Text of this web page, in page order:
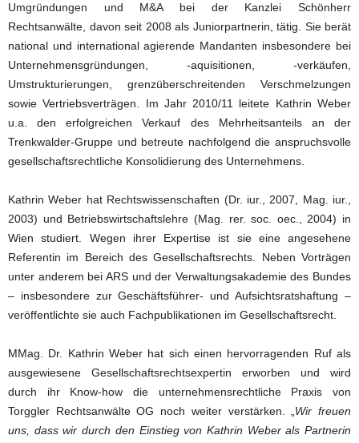
Umgründungen und M&A bei der Kanzlei Schönherr
Rechtsanwälte, davon seit 2008 als Juniorpartnerin, tätig. Sie berät
national und international agierende Mandanten insbesondere bei
Unternehmensgründungen, -aquisitionen, -verkäufen,
Umstrukturierungen, grenzüberschreitenden Verschmelzungen
sowie Vertriebsverträgen. Im Jahr 2010/11 leitete Kathrin Weber
u.a. den erfolgreichen Verkauf des Mehrheitsanteils an der
Trenkwalder-Gruppe und betreute nachfolgend die anspruchsvolle
gesellschaftsrechtliche Konsolidierung des Unternehmens.
Kathrin Weber hat Rechtswissenschaften (Dr. iur., 2007, Mag. iur.,
2003) und Betriebswirtschaftslehre (Mag. rer. soc. oec., 2004) in
Wien studiert. Wegen ihrer Expertise ist sie eine angesehene
Referentin im Bereich des Gesellschaftsrechts. Neben Vorträgen
unter anderem bei ARS und der Verwaltungsakademie des Bundes
– insbesondere zur Geschäftsführer- und Aufsichtsratshaftung –
veröffentlichte sie auch Fachpublikationen im Gesellschaftsrecht.
MMag. Dr. Kathrin Weber hat sich einen hervorragenden Ruf als
ausgewiesene Gesellschaftsrechtsexpertin erworben und wird
durch ihr Know-how die unternehmensrechtliche Praxis von
Torggler Rechtsanwälte OG noch weiter verstärken. „Wir freuen
uns, dass wir durch den Einstieg von Kathrin Weber als Partnerin